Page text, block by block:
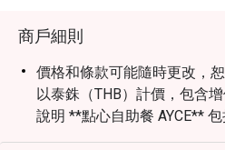
商戶細則
價格和條款可能隨時更改，
以泰銖（THB）計價，包含
說明 **點心自助餐 AYCE**
湯和一份甜點 >>折扣僅適用